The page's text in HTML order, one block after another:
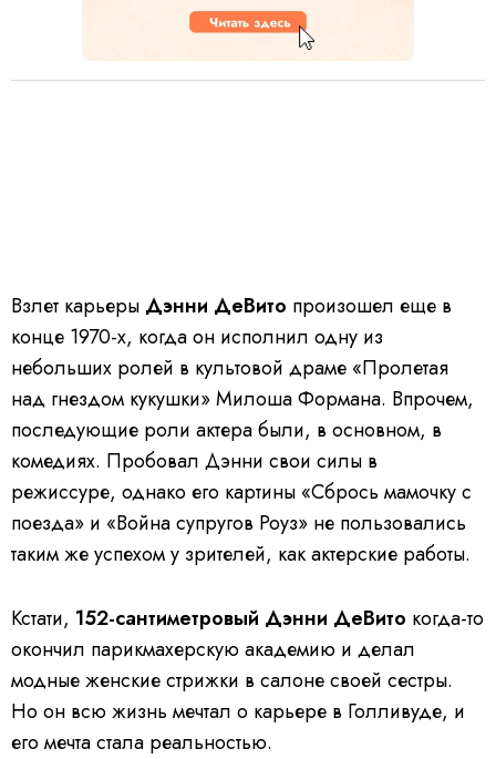
Взлет карьеры Дэнни ДеВито произошел еще в
конце 1970-х, когда он исполнил одну из
небольших ролей в культовой драме «Пролетая
над гнездом кукушки» Милоша Формана. Впрочем,
последующие роли актера были, в основном, в
комедиях. Пробовал Дэнни свои силы в
режиссуре, однако его картины «Сбрось мамочку с
поезда» и «Война супругов Роуз» не пользовались
таким же успехом у зрителей, как актерские работы.
Кстати, 152-сантиметровый Дэнни ДеВито когда-то
окончил парикмахерскую академию и делал
модные женские стрижки в салоне своей сестры.
Но он всю жизнь мечтал о карьере в Голливуде, и
его мечта стала реальностью.